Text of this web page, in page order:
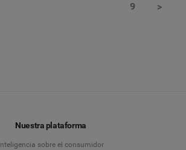
9 >
Nuestra plataforma
Inteligencia sobre el consumidor